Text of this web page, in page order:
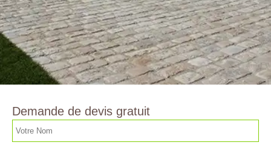
Demande de devis gratuit